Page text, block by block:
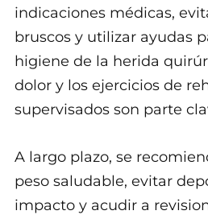
indicaciones médicas,
bruscos y utilizar ayudas
higiene de la herida
dolor y los ejercicios de
supervisados son parte
A largo plazo, se
peso saludable, evitar
impacto y acudir a